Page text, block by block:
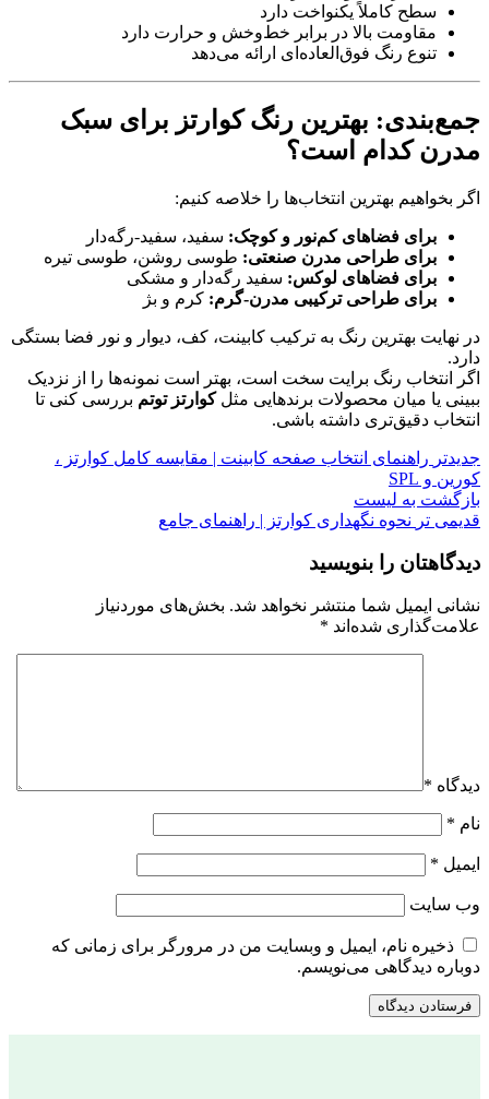
سطح کاملاً یکنواخت دارد
مقاومت بالا در برابر خط‌وخش و حرارت دارد
تنوع رنگ فوق‌العاده‌ای ارائه می‌دهد
جمع‌بندی: بهترین رنگ کوارتز برای سبک
مدرن کدام است؟
اگر بخواهیم بهترین انتخاب‌ها را خلاصه کنیم:
برای فضاهای کم‌نور و کوچک: سفید، سفید-رگه‌دار
برای طراحی مدرن صنعتی: طوسی روشن، طوسی تیره
برای فضاهای لوکس: سفید رگه‌دار و مشکی
برای طراحی ترکیبی مدرن-گرم: کرم و بژ
در نهایت بهترین رنگ به ترکیب کابینت، کف، دیوار و نور فضا بستگی
دارد.
اگر انتخاب رنگ برایت سخت است، بهتر است نمونه‌ها را از نزدیک
ببینی یا میان محصولات برندهایی مثلکوارتز توتم بررسی کنی تا
انتخاب دقیق‌تری داشته باشی.
جدیدتر راهنمای انتخاب صفحه کابینت | مقایسه کامل کوارتز ،
کورین و SPL
بازگشت به لیست
قدیمی تر نحوه نگهداری کوارتز | راهنمای جامع
دیدگاهتان را بنویسید
نشانی ایمیل شما منتشر نخواهد شد. بخش‌های موردنیاز
علامت‌گذاری شده‌اند *
دیدگاه *
نام *
ایمیل *
وب‌ سایت
ذخیره نام، ایمیل و وبسایت من در مرورگر برای زمانی که
دوباره دیدگاهی می‌نویسم.